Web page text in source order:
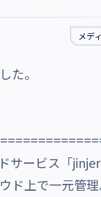
メデ
た。
サービス「
ド上で一元管